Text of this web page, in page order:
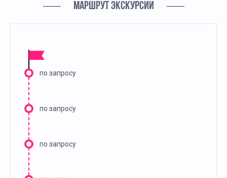
МАРШРУТ ЭКСКУРСИИ
по запросу
по запросу
по запросу